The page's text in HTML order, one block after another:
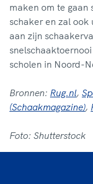
maken om te
schaker en zal ook
aan zijn
scholen in Noord-
Bronnen: Rug.nl,
(Schaakmagazine),
Foto: Shutterstock